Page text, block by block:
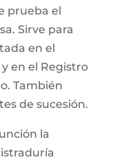
prueba el
Sirve para
en el
en el Registro
También
de sucesión.
la